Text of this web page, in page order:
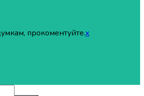
прокоментуйте.x